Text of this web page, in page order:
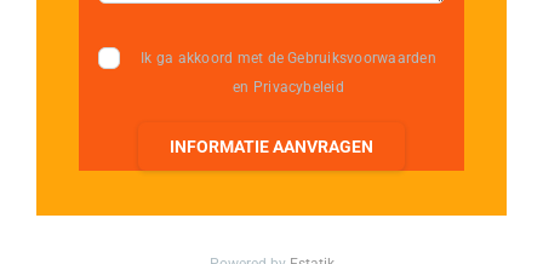
Ik ga akkoord met de Gebruiksvoorwaarden
en Privacybeleid
INFORMATIE AANVRAGEN